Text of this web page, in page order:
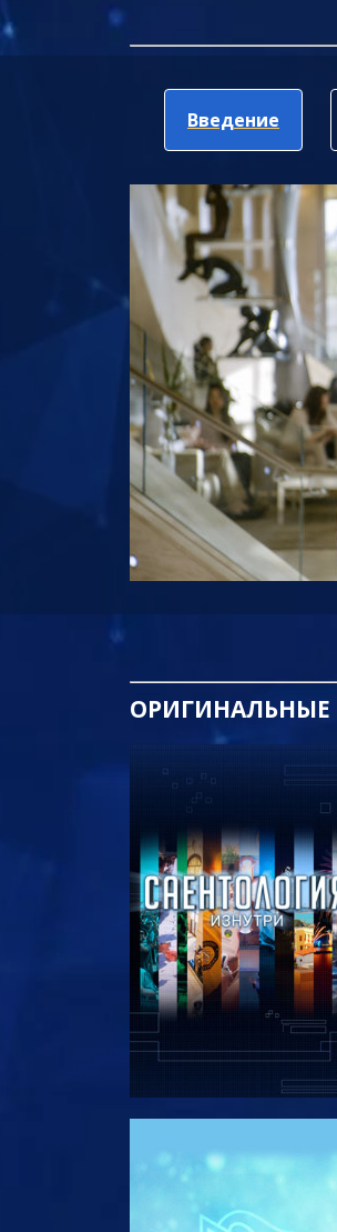
Введение
ОРИГИНАЛЬНЫЕ
СМОТРЕТЬ ПЕРЕДАЧИ